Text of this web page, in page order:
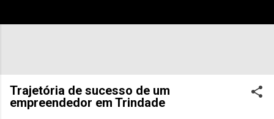
Trajetória de sucesso de um
empreendedor em Trindade